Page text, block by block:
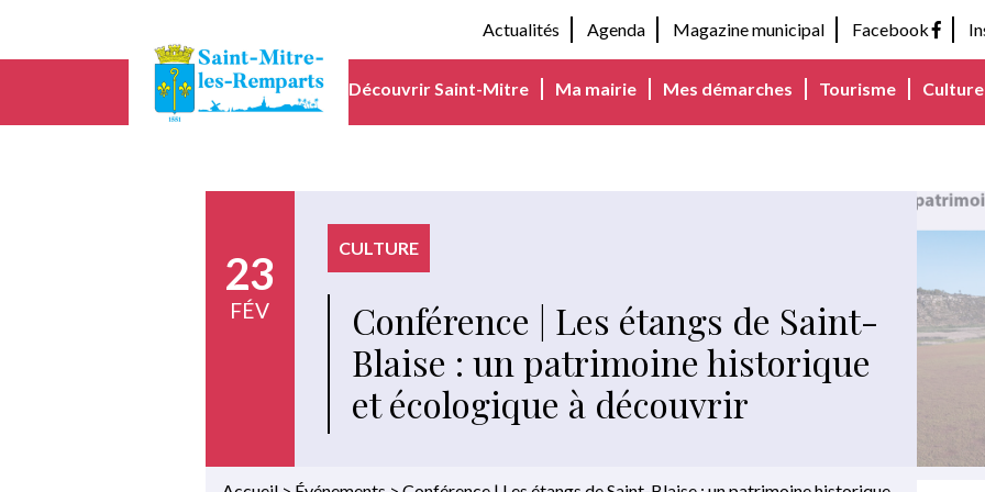
Actualités Agenda Magazine municipal Facebook
Découvrir Saint-Mitre Ma mairie Mes démarches Tourisme
23
FÉV
CULTURE
Conférence | Les étangs de Saint-
Blaise : un patrimoine historique
et écologique à découvrir